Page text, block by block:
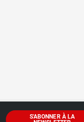
S'ABONNER À LA